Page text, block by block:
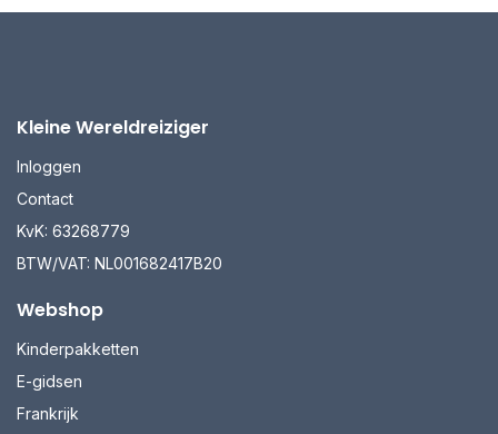
Kleine Wereldreiziger
Inloggen
Contact
KvK: 63268779
BTW/VAT: NL001682417B20
Webshop
Kinderpakketten
E-gidsen
Frankrijk